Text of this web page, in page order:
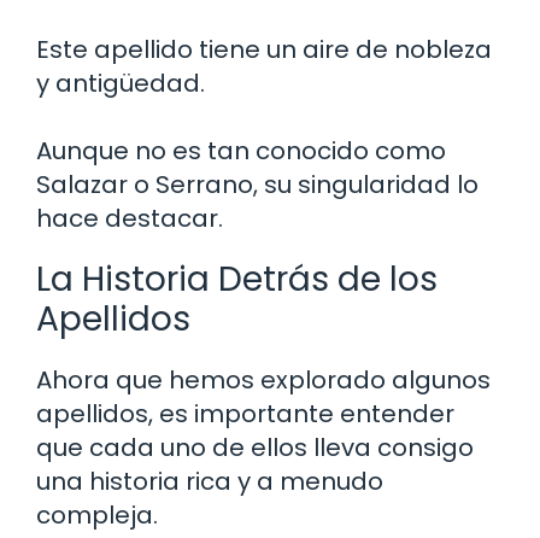
Este apellido tiene un aire de nobleza
y antigüedad.
Aunque no es tan conocido como
Salazar o Serrano, su singularidad lo
hace destacar.
La Historia Detrás de los
Apellidos
Ahora que hemos explorado algunos
apellidos, es importante entender
que cada uno de ellos lleva consigo
una historia rica y a menudo
compleja.